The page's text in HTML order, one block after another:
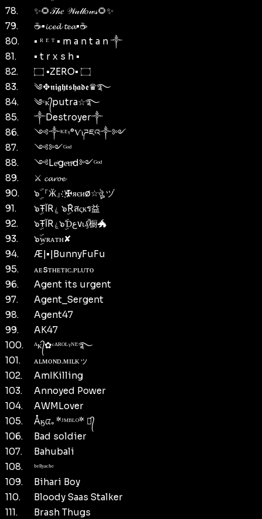
78.
✨🌻𝒯𝒽𝑒 𝒲𝒶𝓁𝓁𝑜𝓌𝓈🌻✨
79.
☕•𝓲𝓬𝓮𝓭 𝓽𝓮𝓪•☕
80.
• ᴿ ᴱ ᵀ • m a n t a n ༒
81.
• t r x s h •
82.
۝ •ZERO• ۝
83.
༄✥𝖓𝖎𝖌𝖍𝖙𝖘𝖍𝖆𝖉𝖊♛࿐
84.
༄ᶜᴋ᭄putra☆࿐
85.
༒Destroyer༒
86.
༺༒ᴷᴱᵞ°Ѵιཌཇའ༒༻
87.
༺༻ᴳᵒᵈ
88.
༺Leͥgeͣnͫd༻ᴳᵒᵈ
89.
⚔ 𝓬𝓪𝓻𝓸𝓮
90.
๖ۣۜ『Ӂ』҉✠яєиø☆ঔৣ ヅ
91.
๖ۣŦآRۼ ๖ۣۜRสςкร益
92.
๖ۣŦآRۼ๖ۣۜƊعvι₰ⷤ橱🐲
93.
๖ۣۜᴡʀᴀᴛʜ✘
94.
Æ|•|BunnyFuFu
95.
ᴀᴇsᴛʜᴇᴛɪᴄ.ᴘʟᴜᴛᴏ
96.
Agent its urgent
97.
Agent_Sergent
98.
Agent47
99.
AK47
100.
ᴬᴋ᭄✿ᶜᴬᴿᴼᴸᵞᴺᴱ࿐
101.
ᴀʟᴍᴏɴᴅ.ᴍɪʟᴋッ
102.
AmIKilling
103.
Annoyed Power
104.
AWMLover
105.
Åӄᤂᤱ *ᴶᴹᴮᴸᴼ* ⃝᭄
106.
Bad soldier
107.
Bahubali
108.
ᵇᵉˡˡʸᵃᶜʰᵉ
109.
Bihari Boy
110.
Bloody Saas Stalker
111.
Brash Thugs